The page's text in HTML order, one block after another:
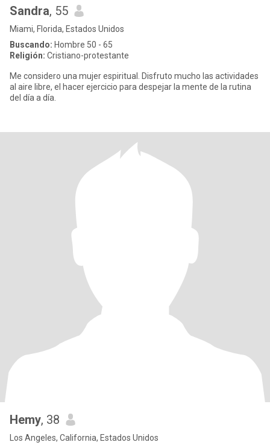
Sandra, 55
Miami, Florida, Estados Unidos
Buscando: Hombre 50 - 65
Religión: Cristiano-protestante
Me considero una mujer espiritual. Disfruto mucho las actividades
al aire libre, el hacer ejercicio para despejar la mente de la rutina
del día a día.
Hemy, 38
Los Angeles, California, Estados Unidos